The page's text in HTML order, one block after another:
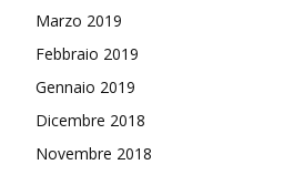
Marzo 2019
Febbraio 2019
Gennaio 2019
Dicembre 2018
Novembre 2018